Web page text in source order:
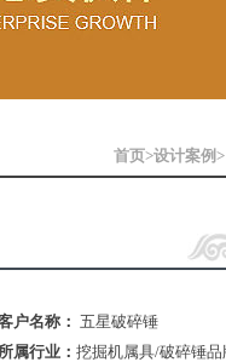
首页>设计案例
户名称： 五星破碎锤
所属行业： 挖掘机属具/破碎锤品